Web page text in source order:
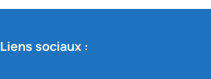
Liens sociaux :